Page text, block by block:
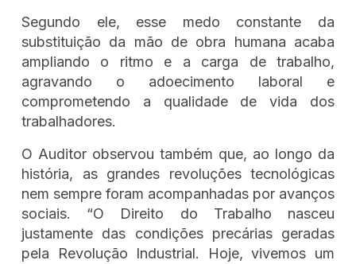
Segundo ele, esse medo constante da
substituição da mão de obra humana acaba
ampliando o ritmo e a carga de trabalho,
agravando o adoecimento laboral e
comprometendo a qualidade de vida dos
trabalhadores.
O Auditor observou também que, ao longo da
história, as grandes revoluções tecnológicas
nem sempre foram acompanhadas por avanços
sociais. “O Direito do Trabalho nasceu
justamente das condições precárias geradas
pela Revolução Industrial. Hoje, vivemos um